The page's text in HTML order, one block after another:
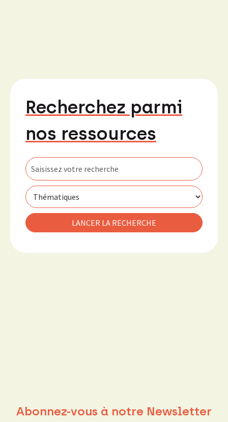
Recherchez parmi
nos ressources
Abonnez-vous à notre Newsletter